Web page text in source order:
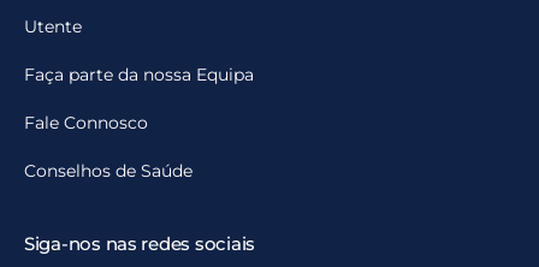
Utente
Faça parte da nossa Equipa
Fale Connosco
Conselhos de Saúde
Siga-nos nas redes sociais